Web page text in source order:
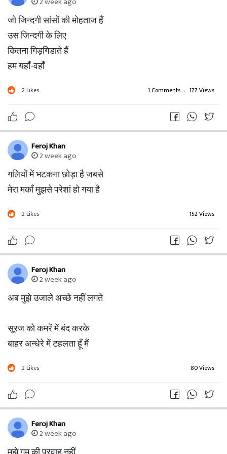
जो जिन्दगी सांसों की मोहताज हैं
उस जिन्दगी के लिए
कितना गिड़गिडाते हैं
हम यहाँ-वहाँ
2Likes 1 Comments . 177 Views
Feroj Khan
2 week ago
गलियों में भटकना छोड़ा है जबसे
मेरा मकाँ मुझसे परेशां हो गया है
2Likes 152 Views
Feroj Khan
2 week ago
अब मुझे उजाले अच्छे नहीं लगते
सूरज को कमरें में बंद करके
बाहर अन्धेरे में टहलता हूँ मैं
2Likes 80 Views
Feroj Khan
2 week ago